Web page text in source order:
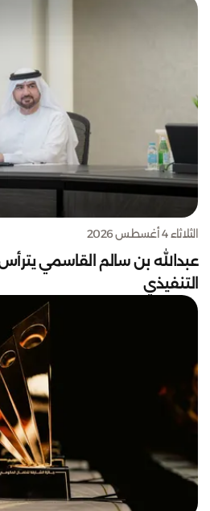
الثلاثاء 4 أغسطس 2026
عبدالله بن سالم القاسمي
التنفيذي